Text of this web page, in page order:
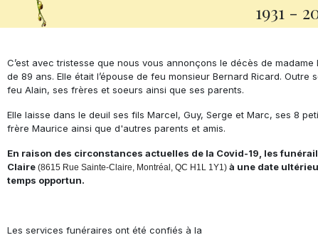
1931 -
C’est avec tristesse que nous vous annonçons le décès de madame
de 89 ans. Elle était l’épouse de feu monsieur Bernard Ricard.
feu Alain, ses frères et soeurs ainsi que ses parents.
Elle laisse dans le deuil ses fils Marcel, Guy, Serge et Marc, ses 8
frère Maurice ainsi que d'autres parents et amis.
En raison des circonstances actuelles de la Covid-19, les
Claire (8615 Rue Sainte-Claire, Montréal, QC H1L 1Y1) à une date
temps opportun.
Les services funéraires ont été confiés à la